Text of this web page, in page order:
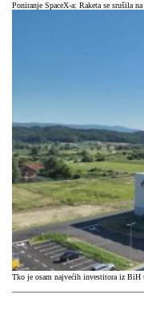
Poniranje SpaceX-a: Raketa se srušila
Tko je osam najvećih investitora iz BiH